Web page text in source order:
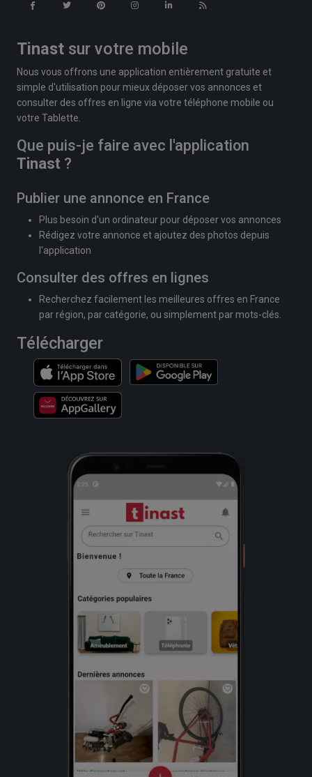
Tinast sur votre mobile
Nous vous offrons une application entièrement gratuite et
simple d'utilisation pour mieux déposer vos annonces et
consulter des offres en ligne via votre téléphone mobile ou
votre Tablette.
Que puis-je faire avec l'application
Tinast ?
Publier une annonce en France
Plus besoin d'un ordinateur pour déposer vos annonces
Rédigez votre annonce et ajoutez des photos depuis
l'application
Consulter des offres en lignes
Recherchez facilement les meilleures offres en France
par région, par catégorie, ou simplement par mots-clés.
Télécharger